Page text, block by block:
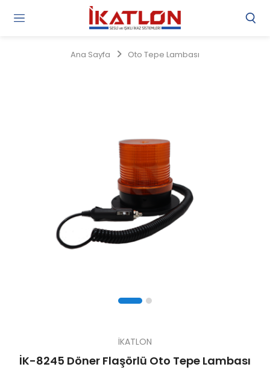
Ana Sayfa Oto Tepe Lambası
İKATLON
İK-8245 Döner Flaşörlü Oto Tepe Lambası